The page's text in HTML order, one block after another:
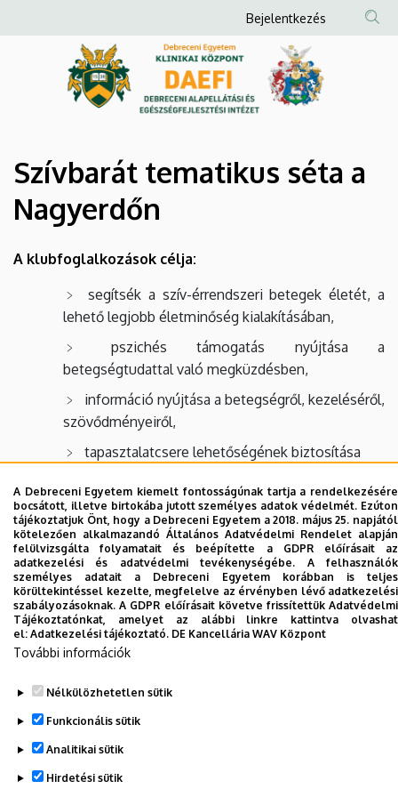
tematikus
Nagyerdőn
Debreceni
Alapellátási
Egészségfejlesztési
Intézet
a
Anonim
Felhasználói
fiók
menüje
Bejelentkezés
Szívbarát tematikus séta a
Nagyerdőn
A klubfoglalkozások célja:
segítsék a szív-érrendszeri betegek életét, a
lehető legjobb életminőség kialakításában,
pszichés támogatás nyújtása a
betegségtudattal való megküzdésben,
információ nyújtása a betegségről, kezeléséről,
szövődményeiről,
tapasztalatcsere lehetőségének biztosítása
Klubvezető:Dr. Papp Csaba DAEFI igazgató
Időpont: minden kedden és csütörtökön 8.30 órától
kezdődik, a Mozdulj, Debrecen! programsorozat
részeként.
Találkozási helyszín: Ködszínház előtti tér (régi
csónakázó-tó)
Legutóbbi frissítés: 2024. 01. 16. 14:12
A Debreceni Egyetem kiemelt fontosságúnak tartja a rendelkezésére
bocsátott, illetve birtokába jutott személyes adatok védelmét. Ezúton
tájékoztatjuk Önt, hogy a Debreceni Egyetem a 2018. május 25. napjától
kötelezően alkalmazandó Általános Adatvédelmi Rendelet alapján
felülvizsgálta folyamatait és beépítette a GDPR előírásait az
adatkezelési és adatvédelmi tevékenységébe. A felhasználók
személyes adatait a Debreceni Egyetem korábban is teljes
körültekintéssel kezelte, megfelelve az érvényben lévő adatkezelési
szabályozásoknak. A GDPR előírásait követve frissítettük Adatvédelmi
Tájékoztatónkat, amelyet az alábbi linkre kattintva olvashat
el: Adatkezelési tájékoztató. DE Kancellária WAV Központ
További információk
Nélkülözhetetlen sütik
Funkcionális sütik
Analitikai sütik
Hirdetési sütik